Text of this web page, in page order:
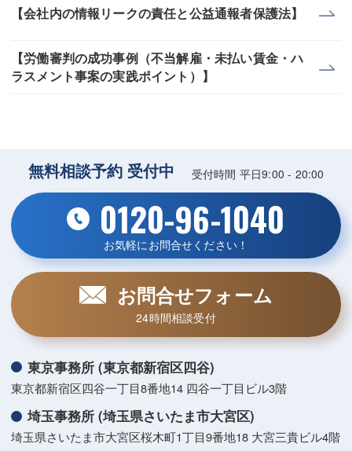
【会社内の情報リークの責任と公益通報者保護法】
【労働審判の成功事例（不当解雇・未払い賃金・ハ
ラスメント事案の実践ポイント）】
無料相談予約 受付中 受付時間 平日9:00 - 20:00
0120-96-1040
お気軽にお問合せください！
お問合せフォーム
24時間相談受付
東京事務所 (東京都新宿区四谷)
東京都新宿区四谷一丁目8番地14 四谷一丁目ビル3階
埼玉事務所 (埼玉県さいたま市大宮区)
埼玉県さいたま市大宮区桜木町1丁目9番地18 大宮三貴ビル4階